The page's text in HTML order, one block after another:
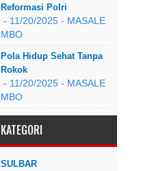
Reformasi Polri
- 11/20/2025 - MASALE
MBO
Pola Hidup Sehat Tanpa
Rokok
- 11/20/2025 - MASALE
MBO
KATEGORI
SULBAR